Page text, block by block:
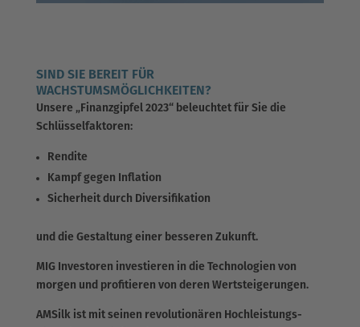
SIND SIE BEREIT FÜR
WACHSTUMSMÖGLICHKEITEN?
Unsere „Finanzgipfel 2023“ beleuchtet für Sie die
Schlüsselfaktoren:
Rendite
Kampf gegen Inflation
Sicherheit durch Diversifikation
und die Gestaltung einer besseren Zukunft.
MIG Investoren investieren in die Technologien von
morgen und profitieren von deren Wertsteigerungen.
AMSilk ist mit seinen revolutionären Hochleistungs-